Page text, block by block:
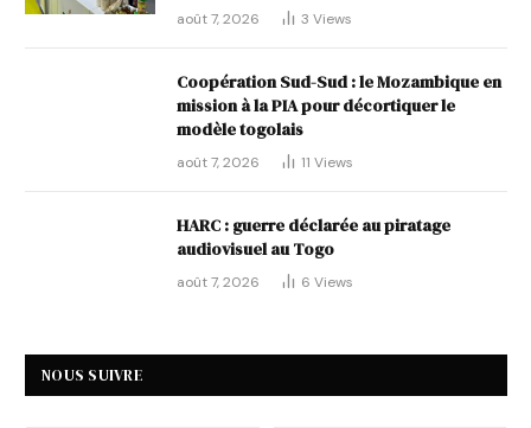
août 7, 2026 3 Views
Coopération Sud-Sud : le Mozambique en
mission à la PIA pour décortiquer le
modèle togolais
août 7, 2026 11 Views
HARC : guerre déclarée au piratage
audiovisuel au Togo
août 7, 2026 6 Views
NOUS SUIVRE